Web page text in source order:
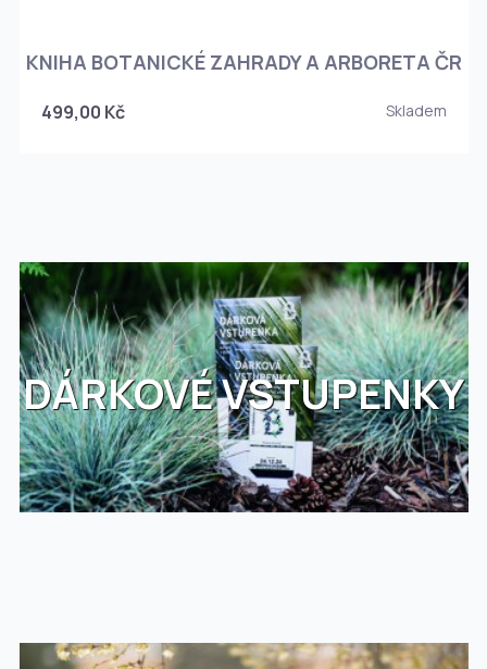
KNIHA BOTANICKÉ ZAHRADY A ARBORETA ČR
499,00 Kč Skladem
DÁRKOVÉ VSTUPENKY